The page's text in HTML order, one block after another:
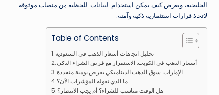
الخليجية، ويعرض كيف يمكن استخدام البيانات اللحظية من منصات موثوقة
لاتخاذ قرارات استثمارية ذكية وآمنة.
Table of Contents
تحليل اتجاهات أسعار الذهب في السعودية
أسعار الذهب في الكويت: الاستقرار مع فرص الشراء الذكي
الإمارات: سوق الذهب الديناميكي بفرص يومية متجددة
ما الذي تقوله المؤشرات الآن؟
هل الوقت مناسب للشراء؟ أم يجب الانتظار؟